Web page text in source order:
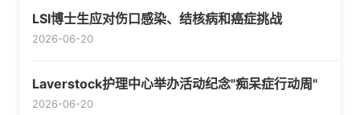
LSI博士生应对伤口感染、结核病和癌症挑战
2026-06-20
Laverstock护理中心举办活动纪念"痴呆症行动周"
2026-06-20